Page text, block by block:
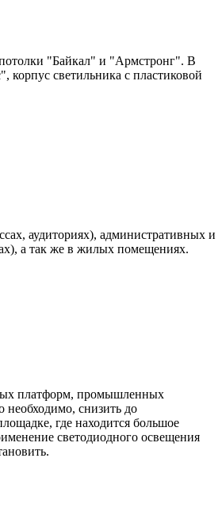
"Байкал" и "Армстронг". В
корпус светильника с пластиковой
аудиториях), административных и
а так же в жилых помещениях.
платформ, промышленных
снизить до
где находится большое
светодиодного освещения